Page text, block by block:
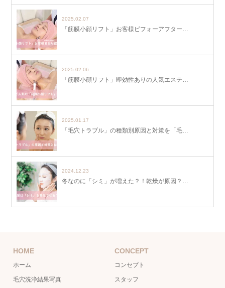
2025.02.07
「筋膜小顔リフト」お客様ビフォーアフター…
2025.02.06
「筋膜小顔リフト」即効性ありの人気エステ…
2025.01.17
「毛穴トラブル」の種類別原因と対策を「毛…
2024.12.23
冬なのに「シミ」が増えた？！乾燥が原因？…
HOME
ホーム
毛穴洗浄結果写真
CONCEPT
コンセプト
スタッフ